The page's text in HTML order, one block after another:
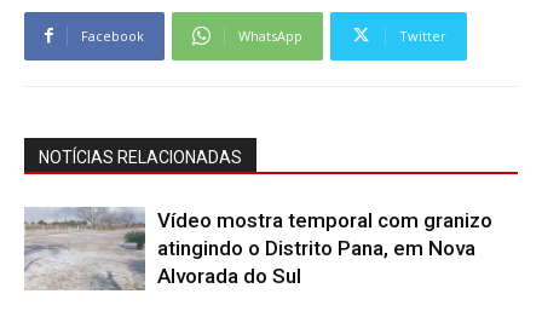
Facebook WhatsApp Twitter
NOTÍCIAS RELACIONADAS
Vídeo mostra temporal com granizo
atingindo o Distrito Pana, em Nova
Alvorada do Sul